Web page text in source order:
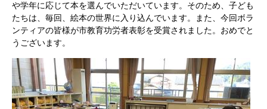
や学年に応じて本を選んでいただいています。そのため、子ども
たちは、毎回、絵本の世界に入り込んでいます。また、今回ボラ
ンティアの皆様が市教育功労者表彰を受賞されました。おめでと
うございます。